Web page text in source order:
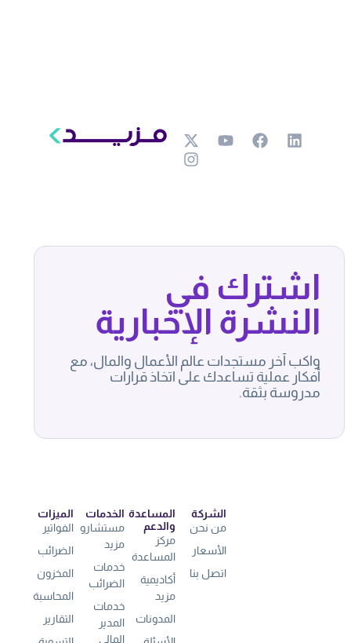
اشترك في
النشرة الإخبارية
واكب آخر مستجدات عالم الأعمال والمال، مع
أفكار عملية تساعدك على اتخاذ قرارات
مدروسة بثقة.
الميزات
الفواتير
الضرائب
المخزون
المحاسبة
التقارير
الخدمات
مستشارو
مزيد
خدمات
الضرائب
خدمات
المدير
المالي
المساعدة
والدعم
مركز
المساعدة
أكاديمية
مزيد
المدونات
الشركة
من نحن
الأسعار
اتصل بنا